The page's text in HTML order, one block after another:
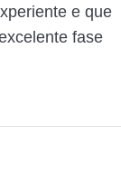
e que
fase